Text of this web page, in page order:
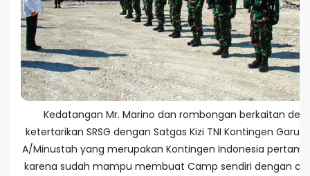
Kedatangan Mr. Marino dan rombongan berkaitan
ketertarikan SRSG dengan Satgas Kizi TNI Kontingen
A/Minustah yang merupakan Kontingen Indonesia
karena sudah mampu membuat Camp sendiri dengan